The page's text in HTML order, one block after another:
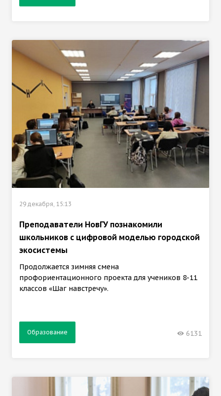
29 декабря, 15:13
Преподаватели НовГУ познакомили
школьников с цифровой моделью городской
экосистемы
Продолжается зимняя смена
профориентационного проекта для учеников 8-11
классов «Шаг навстречу».
Образование 6131